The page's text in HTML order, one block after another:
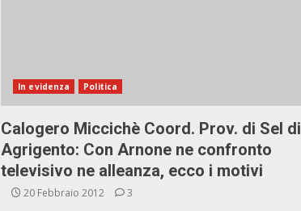
In evidenza Politica
Calogero Miccichè Coord. Prov. di Sel di
Agrigento: Con Arnone ne confronto
televisivo ne alleanza, ecco i motivi
20 Febbraio 2012 3